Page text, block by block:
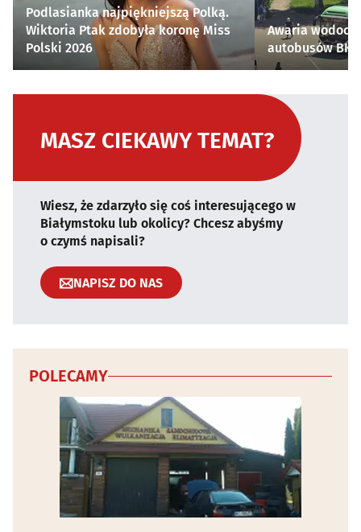
Podlasianka najpiękniejszą Polką.
Wiktoria Ptak zdobyła koronę Miss
Polski 2026
Awaria
autobusów
MASZ CIEKAWY TEMAT?
Wiesz, że zdarzyło się coś interesującego w
Białymstoku lub okolicy? Chcesz abyśmy
o czymś napisali?
NAPISZ DO NAS
POLECAMY